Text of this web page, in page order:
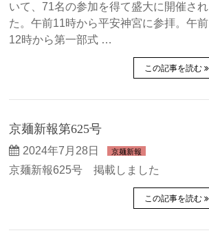
いて、71名の参加を得て盛大に開催され
た。午前11時から平安神宮に参拝。午前
12時から第一部式 …
この記事を読む
京麺新報第625号
2024年7月28日 京麺新報
京麺新報625号 掲載しました
この記事を読む